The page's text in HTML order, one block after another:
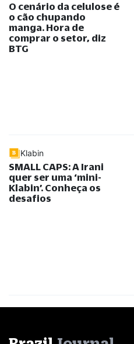
O cenário da celulose é
o cão chupando
manga. Hora de
comprar o setor, diz
BTG
Klabin
SMALL CAPS: A Irani
quer ser uma ‘mini-
Klabin’. Conheça os
desafios